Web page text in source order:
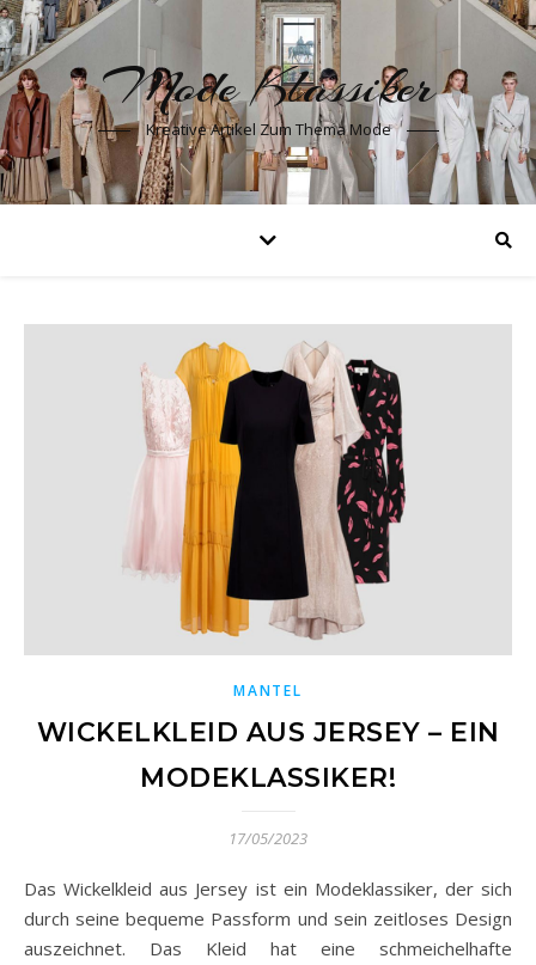
Mode Klassiker
Kreative Artikel Zum Thema Mode
MANTEL
WICKELKLEID AUS JERSEY – EIN
MODEKLASSIKER!
17/05/2023
Das Wickelkleid aus Jersey ist ein Modeklassiker, der sich
durch seine bequeme Passform und sein zeitloses Design
auszeichnet. Das Kleid hat eine schmeichelhafte